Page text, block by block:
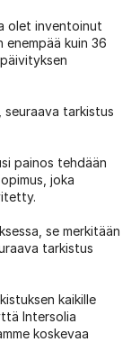
olet inventoinut
enempää kuin 36
seuraava tarkistus
painos tehdään
joka
se merkitään
tarkistus
kaikille
Intersolia
koskevaa